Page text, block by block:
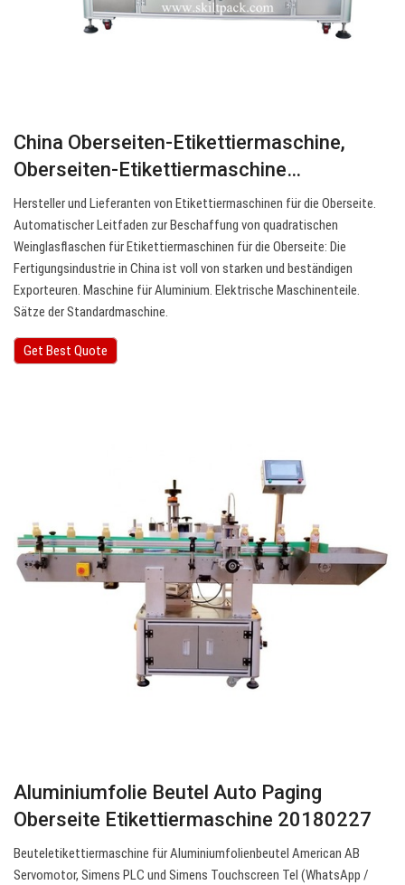
China Oberseiten-Etikettiermaschine,
Oberseiten-Etikettiermaschine…
Hersteller und Lieferanten von Etikettiermaschinen für die Oberseite.
Automatischer Leitfaden zur Beschaffung von quadratischen
Weinglasflaschen für Etikettiermaschinen für die Oberseite: Die
Fertigungsindustrie in China ist voll von starken und beständigen
Exporteuren. Maschine für Aluminium. Elektrische Maschinenteile.
Sätze der Standardmaschine.
Get Best Quote
Aluminiumfolie Beutel Auto Paging
Oberseite Etikettiermaschine 20180227
Beuteletikettiermaschine für Aluminiumfolienbeutel American AB
Servomotor, Simens PLC und Simens Touchscreen Tel (WhatsApp /